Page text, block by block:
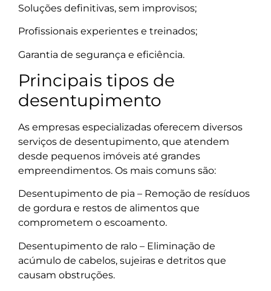
Soluções definitivas, sem improvisos;
Profissionais experientes e treinados;
Garantia de segurança e eficiência.
Principais tipos de
desentupimento
As empresas especializadas oferecem diversos
serviços de desentupimento, que atendem
desde pequenos imóveis até grandes
empreendimentos. Os mais comuns são:
Desentupimento de pia – Remoção de resíduos
de gordura e restos de alimentos que
comprometem o escoamento.
Desentupimento de ralo – Eliminação de
acúmulo de cabelos, sujeiras e detritos que
causam obstruções.